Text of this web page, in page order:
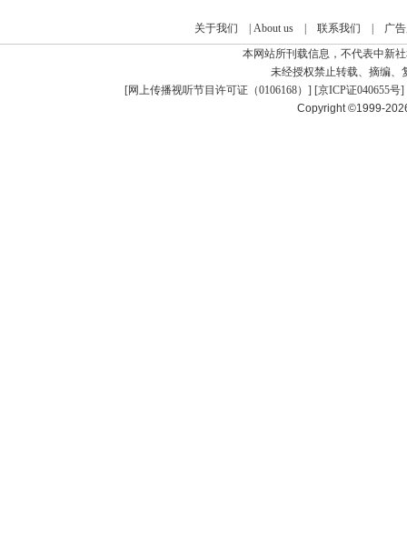
关于我们 | About us| 联系我们 |
广
本网站所刊载信息，不代表中新
未经授权禁止转载、摘编、
[网上传播视听节目许可证（0106168） ] [京ICP证040655号]
Copyright ©1999-